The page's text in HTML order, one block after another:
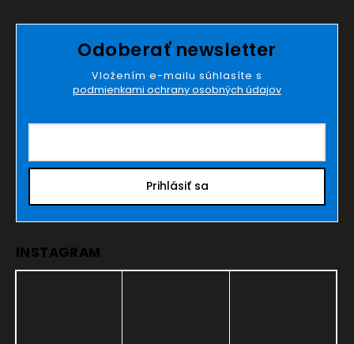
Odoberať newsletter
Vložením e-mailu súhlasíte s
podmienkami ochrany osobných údajov
Prihlásiť sa
INSTAGRAM